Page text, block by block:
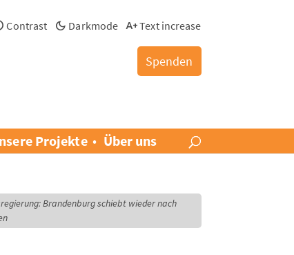
Contrast Darkmode Text increase
Spenden
Projekte Über uns
Brandenburg schiebt wieder nach